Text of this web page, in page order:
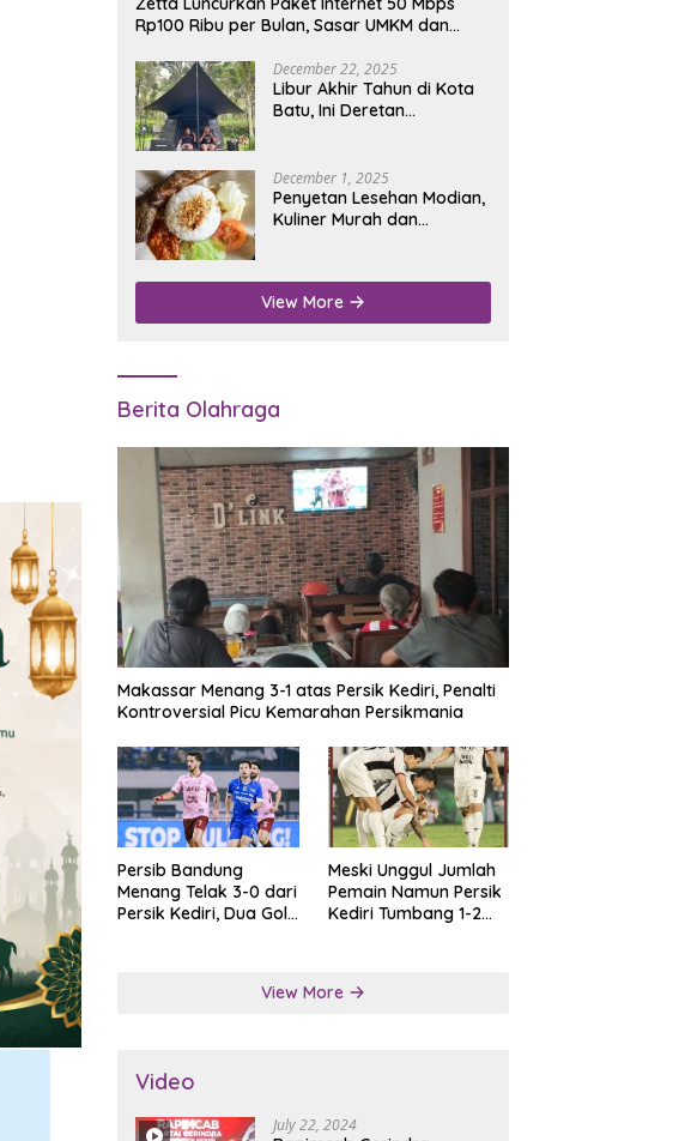
Rp100 Ribu per Bulan, Sasar UMKM dan
December 22, 2025
Libur Akhir Tahun di Kota
Batu, Ini Deretan
December 1, 2025
Penyetan Lesehan Modian,
Kuliner Murah dan
Nganjuk
View More
Berita Olahraga
Makassar Menang 3-1 atas Persik Kediri, Penalti
Kontroversial Picu Kemarahan Persikmania
Persib Bandung
Menang Telak 3-0 dari
Persik Kediri, Dua Gol
Meski Unggul Jumlah
Pemain Namun Persik
Kediri Tumbang 1-2
View More
Video
July 22, 2024